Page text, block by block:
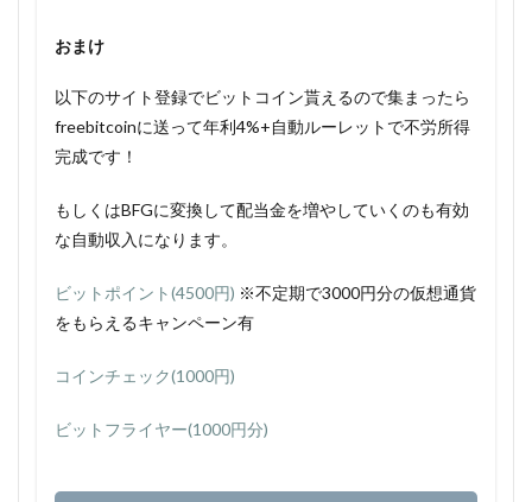
おまけ
以下のサイト登録でビットコイン貰えるので集まったら
freebitcoinに送って年利4%+自動ルーレットで不労所得
完成です！
もしくはBFGに変換して配当金を増やしていくのも有効
な自動収入になります。
ビットポイント(4500円) ※不定期で3000円分の仮想通貨
をもらえるキャンペーン有
コインチェック(1000円)
ビットフライヤー(1000円分)